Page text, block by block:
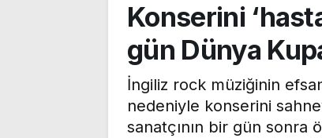
Konserini
gün Dünya
İngiliz rock müziğinin
nedeniyle konserini
sanatçının bir gün sonra